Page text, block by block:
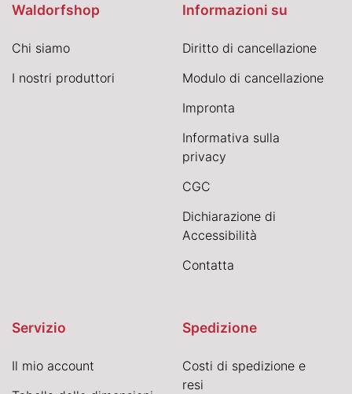
Waldorfshop
Chi siamo
I nostri produttori
Informazioni su
Diritto di cancellazione
Modulo di cancellazione
Impronta
Informativa sulla
privacy
CGC
Dichiarazione di
Accessibilità
Contatta
Servizio
Il mio account
Spedizione
Costi di spedizione e
resi